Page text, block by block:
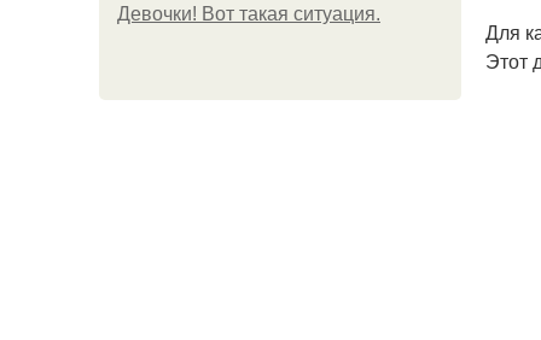
Девочки! Вот такая ситуация.
Для
Этот